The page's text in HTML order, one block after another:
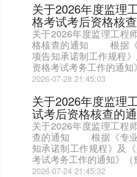
关于2026年度监理
格考试考后资格核
关于2026年度监理工程
格核查的通知 根据《
项告知承诺制工作规程
资格考试考务工作的通知
2026-07-28 21:45:03
关于2026年度监理
试考后资格核查的
关于2026年度监理工程
查的通知 根据《专业
知承诺制工作规程》及
考试考务工作的通知》（
2026-07-24 21:45:32